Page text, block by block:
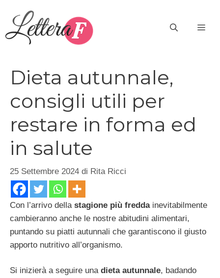
contenuto
Dieta autunnale,
consigli utili per
restare in forma ed
in salute
25 Settembre 2024 di Rita Ricci
Con l’arrivo della stagione più freddainevitabilmente
cambieranno anche le nostre abitudini alimentari,
puntando su piatti autunnali che garantiscono il giusto
apporto nutritivo all’organismo.
Si inizierà a seguire una dieta autunnale, badando